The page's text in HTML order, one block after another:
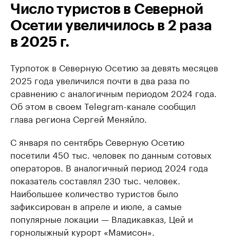
Число туристов в Северной
Осетии увеличилось в 2 раза
в 2025 г.
Турпоток в Северную Осетию за девять месяцев
2025 года увеличился почти в два раза по
сравнению с аналогичным периодом 2024 года.
Об этом в своем Telegram-канале сообщил
глава региона Сергей Меняйло.
С января по сентябрь Северную Осетию
посетили 450 тыс. человек по данным сотовых
операторов. В аналогичный период 2024 года
показатель составлял 230 тыс. человек.
Наибольшее количество туристов было
зафиксирован в апреле и июле, а самые
популярные локации — Владикавказ, Цей и
горнолыжный курорт «Мамисон».